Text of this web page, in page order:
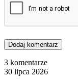
3 komentarze
30 lipca 2026